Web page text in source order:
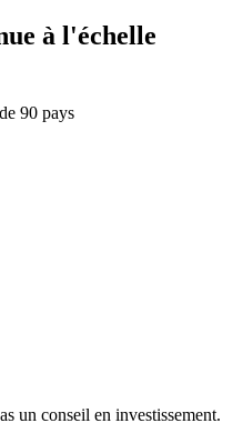
à l'échelle
90 pays
un conseil en investissement.